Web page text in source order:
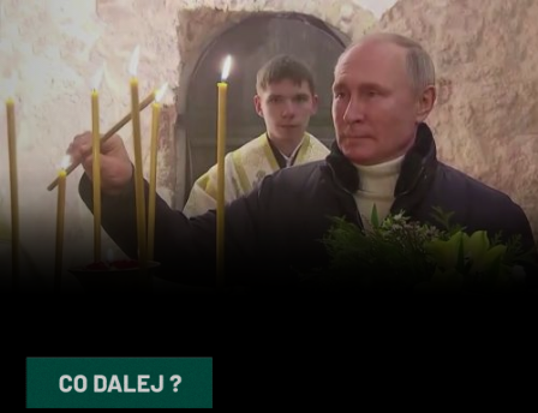
Co dalej?